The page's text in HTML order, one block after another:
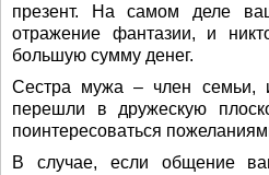
презент. На самом деле
отражение фантазии, и
большую сумму денег.
Сестра мужа – член семьи,
перешли в дружескую
поинтересоваться
В случае, если общение